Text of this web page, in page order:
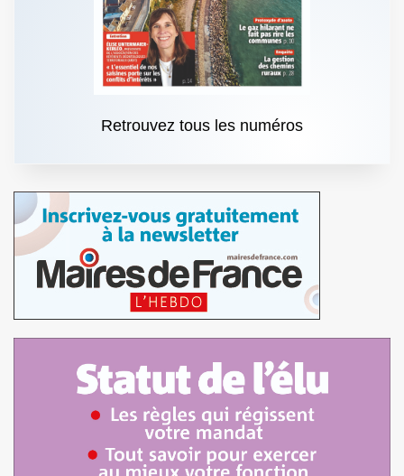
Retrouvez tous les numéros